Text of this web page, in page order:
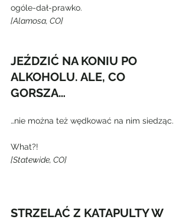
ogóle-dał-prawko.
[Alamosa, CO]
JEŹDZIĆ NA KONIU PO
ALKOHOLU. ALE, CO
GORSZA…
…nie można też wędkować na nim siedząc.
What?!
[Statewide, CO]
STRZELAĆ Z KATAPULTY W